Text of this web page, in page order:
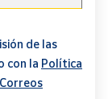
de las
con la Política